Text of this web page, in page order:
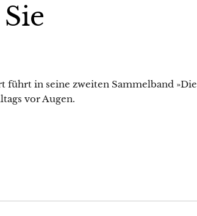
führt in seine zweiten Sammelband »Die
vor Augen.